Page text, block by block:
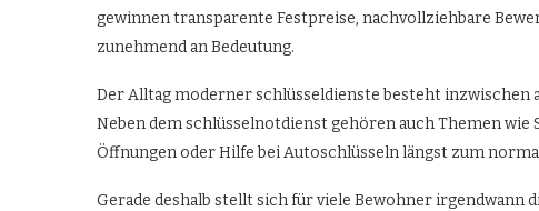
gewinnen transparente Festpreise, nachvollziehbare
zunehmend an Bedeutung.
Der Alltag moderner schlüsseldienste besteht inzwischen
Neben dem schlüsselnotdienst gehören auch Themen
Öffnungen oder Hilfe bei Autoschlüsseln längst zum
Gerade deshalb stellt sich für viele Bewohner irgendwann